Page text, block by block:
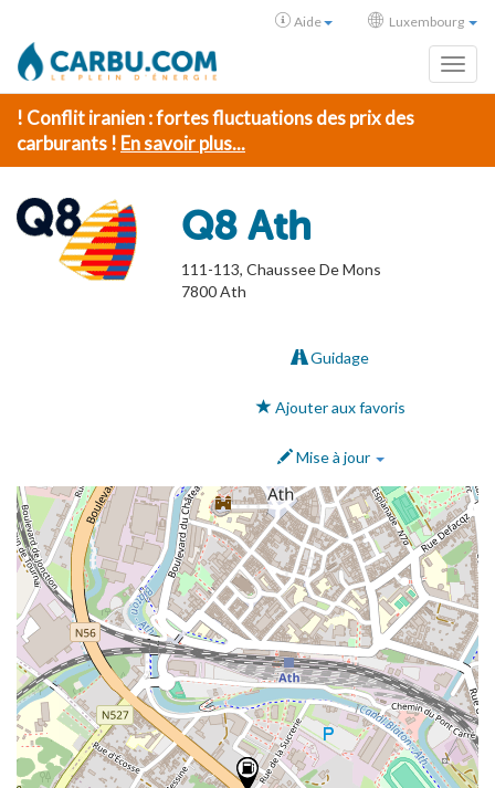
Aide Luxembourg
! Conflit iranien : fortes fluctuations des prix des
carburants ! En savoir plus...
Q8 Ath
111-113, Chaussee De Mons
7800Ath
Guidage
Ajouter aux favoris
Mise à jour